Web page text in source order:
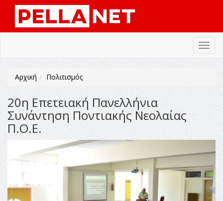
Αρχική Πολιτισμός
20η Επετειακή Πανελλήνια
Συνάντηση Ποντιακής Νεολαίας
Π.Ο.Ε.